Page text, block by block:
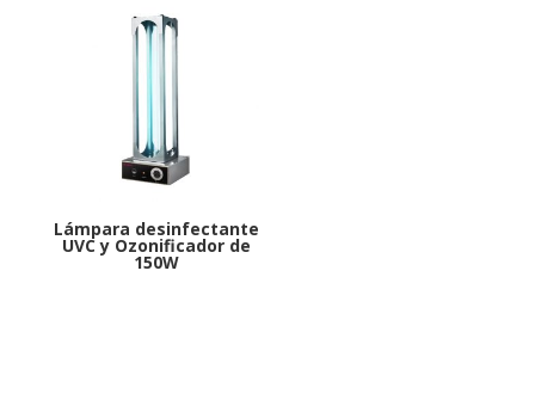
Lámpara desinfectante
UVC y Ozonificador de
150W